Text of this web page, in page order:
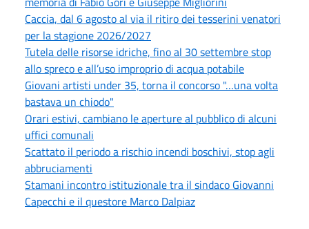
Caccia, dal 6 agosto al via il ritiro dei tesserini venatori
per la stagione 2026/2027
Tutela delle risorse idriche, fino al 30 settembre stop
allo spreco e all’uso improprio di acqua potabile
Giovani artisti under 35, torna il concorso "…una volta
bastava un chiodo"
Orari estivi, cambiano le aperture al pubblico di alcuni
uffici comunali
Scattato il periodo a rischio incendi boschivi, stop agli
abbruciamenti
Stamani incontro istituzionale tra il sindaco Giovanni
Capecchi e il questore Marco Dalpiaz